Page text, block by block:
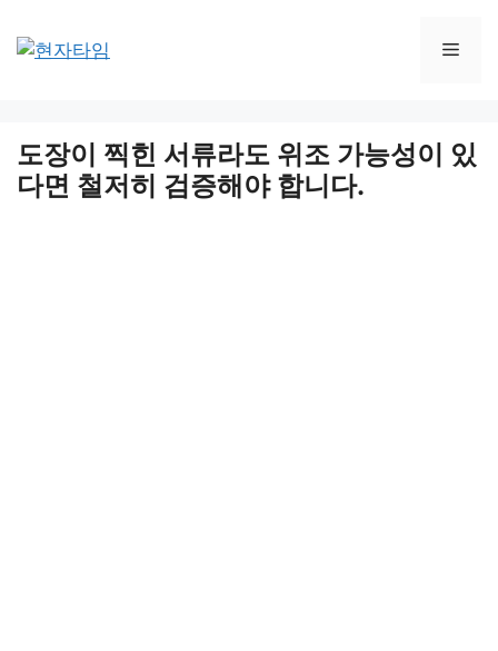
도장이 찍힌 서류라도 위조 가능성이 있
다면 철저히 검증해야 합니다.